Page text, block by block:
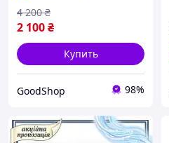
2 100₴
4 200 ₴
Купить
GoodShop 98%